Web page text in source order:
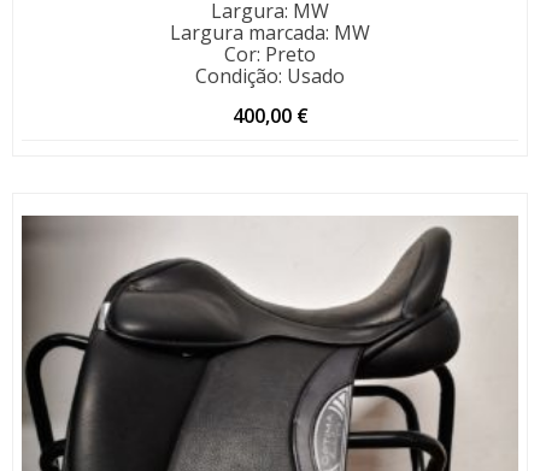
Largura: MW
Largura marcada: MW
Cor: Preto
Condição: Usado
400,00 €